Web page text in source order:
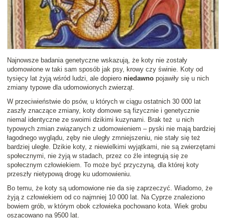
Najnowsze badania genetyczne wskazują, że koty nie zostały
udomowione w taki sam sposób jak psy, krowy czy świnie. Koty od
tysięcy lat żyją wśród ludzi, ale dopiero niedawno pojawiły się u nich
zmiany typowe dla udomowionych zwierząt.
W przeciwieństwie do psów, u których w ciągu ostatnich 30 000 lat
zaszły znaczące zmiany, koty domowe są fizycznie i genetycznie
niemal identyczne ze swoimi dzikimi kuzynami. Brak też u nich
typowych zmian związanych z udomowieniem – pyski nie mają bardziej
łagodnego wyglądu, zęby nie uległy zmniejszeniu, nie stały się też
bardziej uległe. Dzikie koty, z niewielkimi wyjątkami, nie są zwierzętami
społecznymi, nie żyją w stadach, przez co źle integrują się ze
społecznym człowiekiem. To może być przyczyną, dla której koty
przeszły nietypową drogę ku udomowieniu.
Bo temu, że koty są udomowione nie da się zaprzeczyć. Wiadomo, że
żyją z człowiekiem od co najmniej 10 000 lat. Na Cyprze znaleziono
bowiem grób, w którym obok człowieka pochowano kota. Wiek grobu
oszacowano na 9500 lat.